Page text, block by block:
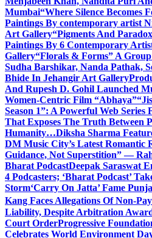
Mumbai“Where Silence Becomes
Paintings By contemporary artist
Art Gallery“Pigments And
Paintings By 6 Contemporary
Gallery“Florals & Forms” A
Sudha Barshikar, Nanda Pathak,
Bhide In Jehangir Art Gallery
And Rupesh D. Gohil Launched
Women-Centric Film “Abhaya”
Season 1”: A Powerful Web
That Exposes The Truth Between
Humanity…Diksha Sharma
DM Music City’s Latest Romantic
Guidance, Not Superstition” —
Bharat PodcastDeepak Saraswat
4 Podcasters; ‘Bharat Podcast’
Storm‘Carry On Jatta’ Fame
Kang Faces Allegations Of Non-
Liability, Despite Arbitration
Court OrderProgressive
Celebrates World Environment